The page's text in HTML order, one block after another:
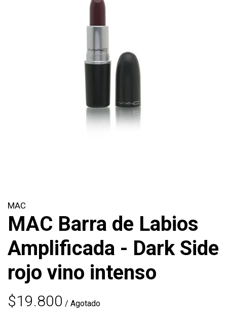
MAC
MAC Barra de Labios
Amplificada - Dark Side
rojo vino intenso
$19.800 / Agotado